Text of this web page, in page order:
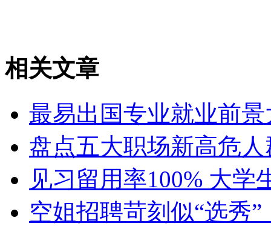
相关文章
最易出国专业就业前
盘点五大职场新高危
见习留用率100% 大学
空姐招聘苛刻似“选秀